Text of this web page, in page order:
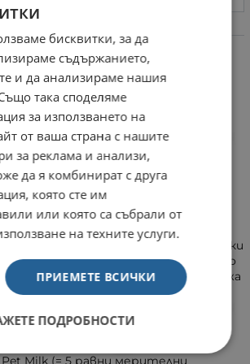
и новородени кученца: За
е сухо мляко, заместител на
сирачета кученца, котенца и малки
не произвежда достатъчно
от хранителна подкрепа. Съдържа
продукти и е обогатено с
3 мастни киселини и таурин.
Milk (= 5 равни мерителни
бисквитки, за да
съдържанието,
и да анализираме нашия
така споделяме
за използването на
от ваша страна с нашите
за реклама и анализи,
да я комбинират с друга
която сте им
или която са събрали от
на техните услуги.
ПРИЕМЕТЕ ВСИЧКИ
ПОДРОБНОСТИ